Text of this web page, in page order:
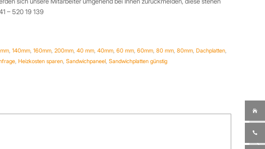
– 520 19 139
,140mm,160mm,200mm,40 mm,40mm,60 mm,60mm,80 mm,80mm,Dachplatten,
,Heizkosten sparen,Sandwichpaneel,Sandwichplatten günstig